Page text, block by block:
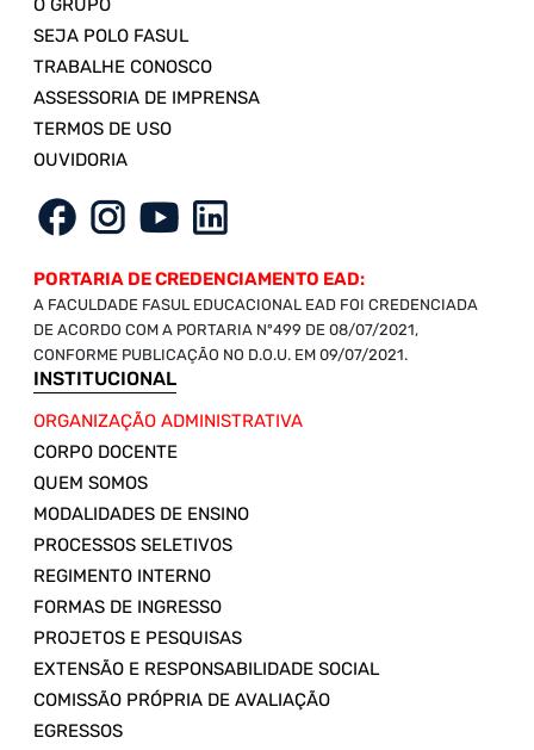
O GRUPO
SEJA POLO FASUL
TRABALHE CONOSCO
ASSESSORIA DE IMPRENSA
TERMOS DE USO
OUVIDORIA
PORTARIA DE CREDENCIAMENTO EAD:
A FACULDADE FASUL EDUCACIONAL EAD FOI CREDENCIADA
DE ACORDO COM A PORTARIA Nº499 DE 08/07/2021,
CONFORME PUBLICAÇÃO NO D.O.U. EM 09/07/2021.
INSTITUCIONAL
ORGANIZAÇÃO ADMINISTRATIVA
CORPO DOCENTE
QUEM SOMOS
MODALIDADES DE ENSINO
PROCESSOS SELETIVOS
REGIMENTO INTERNO
FORMAS DE INGRESSO
PROJETOS E PESQUISAS
EXTENSÃO E RESPONSABILIDADE SOCIAL
COMISSÃO PRÓPRIA DE AVALIAÇÃO
EGRESSOS